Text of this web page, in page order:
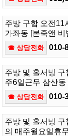
주방 구함 오전11
가좌동 [본죽앤 비
☎ 상담전화 010-
주방 및 홀서빙
주6일근무 삼산
☎ 상담전화 010-
주방 및 홀서빙
의 매주월요일휴